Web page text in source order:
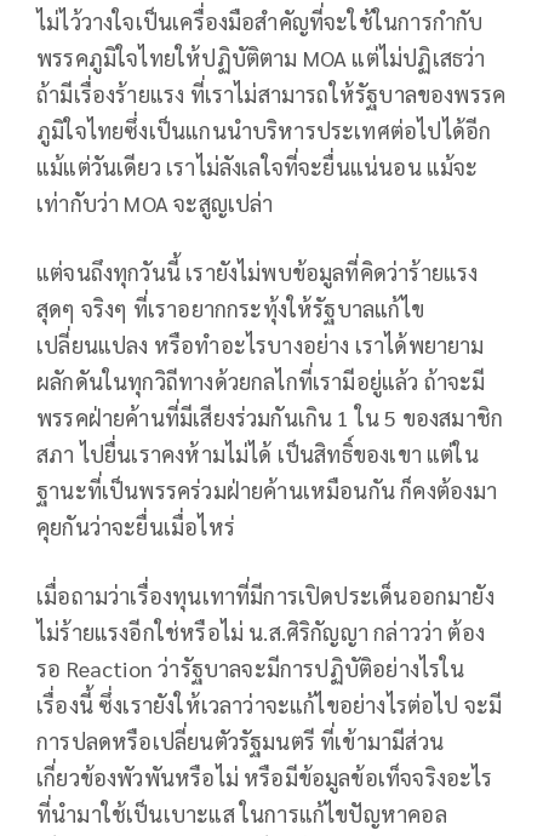
ไม่ไว้วางใจเป็นเครื่องมือสำคัญที่จะใช้ในการกำกับ
พรรคภูมิใจไทยให้ปฏิบัติตาม MOA แต่ไม่ปฏิเสธว่า
ถ้ามีเรื่องร้ายแรง ที่เราไม่สามารถให้รัฐบาลของพรรค
ภูมิใจไทยซึ่งเป็นแกนนำบริหารประเทศต่อไปได้อีก
แม้แต่วันเดียว เราไม่ลังเลใจที่จะยื่นแน่นอน แม้จะ
เท่ากับว่า MOA จะสูญเปล่า
แต่จนถึงทุกวันนี้ เรายังไม่พบข้อมูลที่คิดว่าร้ายแรง
สุดๆ จริงๆ ที่เราอยากกระทุ้งให้รัฐบาลแก้ไข
เปลี่ยนแปลง หรือทำอะไรบางอย่าง เราได้พยายาม
ผลักดันในทุกวิถีทางด้วยกลไกที่เรามีอยู่แล้ว ถ้าจะมี
พรรคฝ่ายค้านที่มีเสียงร่วมกันเกิน 1 ใน 5 ของสมาชิก
สภา ไปยื่นเราคงห้ามไม่ได้ เป็นสิทธิ์ของเขา แต่ใน
ฐานะที่เป็นพรรคร่วมฝ่ายค้านเหมือนกัน ก็คงต้องมา
คุยกันว่าจะยื่นเมื่อไหร่
เมื่อถามว่าเรื่องทุนเทาที่มีการเปิดประเด็นออกมายัง
ไม่ร้ายแรงอีกใช่หรือไม่ น.ส.ศิริกัญญา กล่าวว่า ต้อง
รอ Reaction ว่ารัฐบาลจะมีการปฏิบัติอย่างไรใน
เรื่องนี้ ซึ่งเรายังให้เวลาว่าจะแก้ไขอย่างไรต่อไป จะมี
การปลดหรือเปลี่ยนตัวรัฐมนตรี ที่เข้ามามีส่วน
เกี่ยวข้องพัวพันหรือไม่ หรือมีข้อมูลข้อเท็จจริงอะไร
ที่นำมาใช้เป็นเบาะแส ในการแก้ไขปัญหาคอล